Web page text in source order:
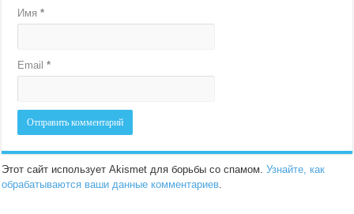
Имя*
Email*
Этот сайт использует Akismet для борьбы со спамом.Узнайте, как
обрабатываются ваши данные комментариев.